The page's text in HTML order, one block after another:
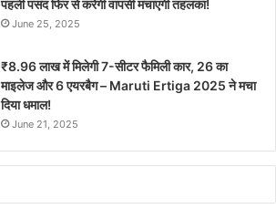
पहली पसंद फिर से करेगी वापसी मचाएगी तहलका!
June 25, 2025
₹8.96 लाख में मिलेगी 7-सीटर फैमिली कार, 26 का
माइलेज और 6 एयरबैग – Maruti Ertiga 2025 ने मचा
दिया धमाल!
June 21, 2025